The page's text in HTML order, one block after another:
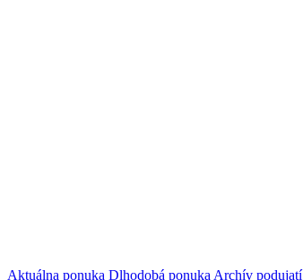
Aktuálna ponuka Dlhodobá ponuka Archív podujatí